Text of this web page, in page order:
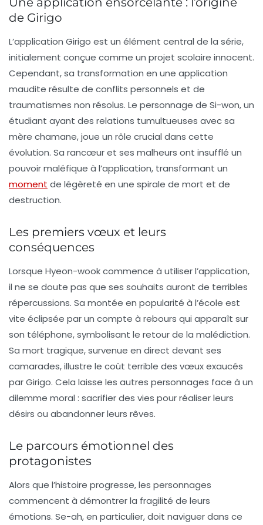
de Girigo
L’application Girigo est un élément central de la série,
initialement conçue comme un projet scolaire innocent.
Cependant, sa transformation en une application
maudite résulte de conflits personnels et de
traumatismes non résolus. Le personnage de Si-won, un
étudiant ayant des relations tumultueuses avec sa
mère chamane, joue un rôle crucial dans cette
évolution. Sa rancœur et ses malheurs ont insufflé un
pouvoir maléfique à l’application, transformant un
moment de légèreté en une spirale de mort et de
destruction.
Les premiers vœux et leurs
conséquences
Lorsque Hyeon-wook commence à utiliser l’application,
il ne se doute pas que ses souhaits auront de terribles
répercussions. Sa montée en popularité à l’école est
vite éclipsée par un compte à rebours qui apparaît sur
son téléphone, symbolisant le retour de la malédiction.
Sa mort tragique, survenue en direct devant ses
camarades, illustre le coût terrible des vœux exaucés
par Girigo. Cela laisse les autres personnages face à un
dilemme moral : sacrifier des vies pour réaliser leurs
désirs ou abandonner leurs rêves.
Le parcours émotionnel des
protagonistes
Alors que l’histoire progresse, les personnages
commencent à démontrer la fragilité de leurs
émotions. Se-ah, en particulier, doit naviguer dans ce